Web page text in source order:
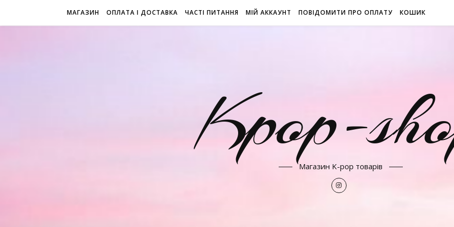
МАГАЗИН ОПЛАТА І ДОСТАВКА ЧАСТІ ПИТАННЯ МІЙ АККАУНТ ПОВІДОМИТИ ПРО ОПЛАТУ КОШИК
Kpop-
Магазин K-pop товарів